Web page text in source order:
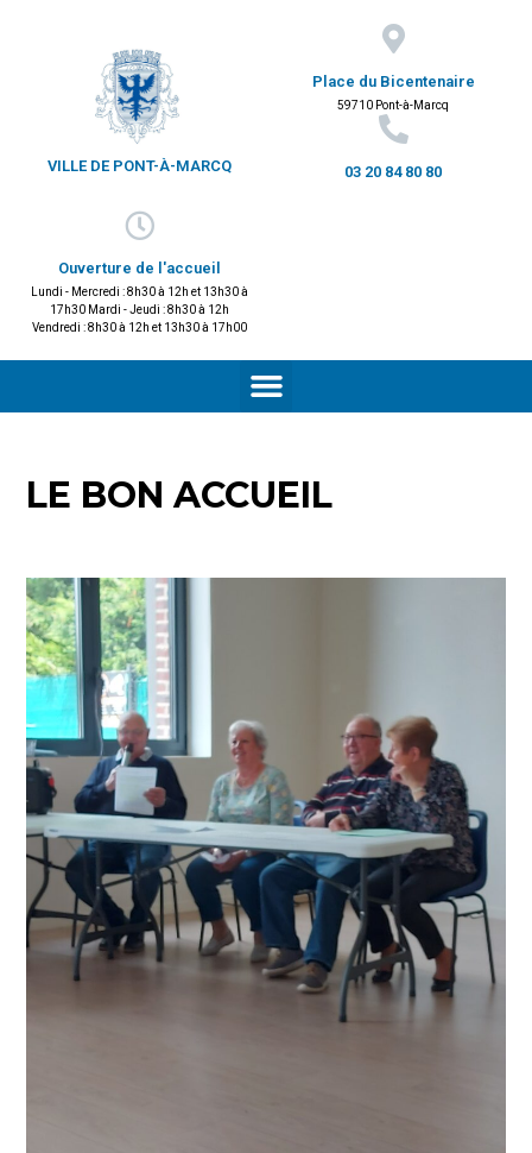
VILLE DE PONT-À-MARCQ
Place du Bicentenaire
59710 Pont-à-Marcq
03 20 84 80 80
Ouverture de l'accueil
Lundi - Mercredi : 8h30 à 12h et 13h30 à
17h30 Mardi - Jeudi : 8h30 à 12h
Vendredi : 8h30 à 12h et 13h30 à 17h00
LE BON ACCUEIL